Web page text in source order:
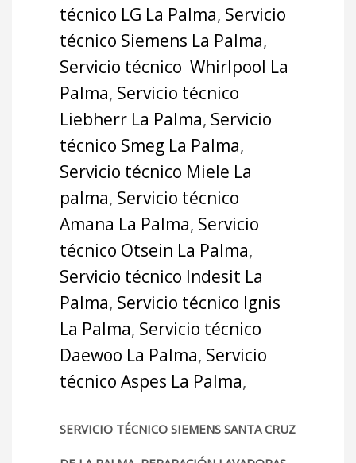
técnico LG La Palma, Servicio
técnico Siemens La Palma,
Servicio técnico Whirlpool La
Palma, Servicio técnico
Liebherr La Palma, Servicio
técnico Smeg La Palma,
Servicio técnico Miele La
palma, Servicio técnico
Amana La Palma, Servicio
técnico Otsein La Palma,
Servicio técnico Indesit La
Palma, Servicio técnico Ignis
La Palma, Servicio técnico
Daewoo La Palma, Servicio
técnico Aspes La Palma,
SERVICIO TÉCNICO SIEMENS SANTA CRUZ